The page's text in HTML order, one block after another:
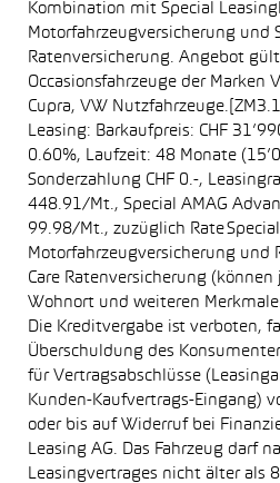
Kombination mit Special
Motorfahrzeugversicherung und
Ratenversicherung. Angebot
Occasionsfahrzeuge der Marken
Cupra, VW
Leasing: Barkaufpreis: CHF
0.60%, Laufzeit: 48 Monate
Sonderzahlung CHF 0.-,
448.91/Mt., Special AMAG
99.98/Mt., zuzüglich Rate Special
Motorfahrzeugversicherung und
Care Ratenversicherung
Wohnort und weiteren
Die Kreditvergabe ist verboten,
Überschuldung des
für Vertragsabschlüsse
Kunden-Kaufvertrags-Eingang)
oder bis auf Widerruf bei
Leasing AG. Das Fahrzeug darf
Leasingvertrages nicht älter als